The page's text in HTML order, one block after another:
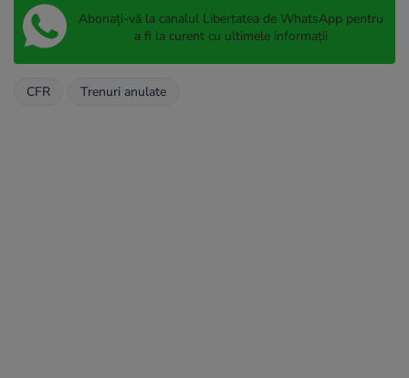
Abonați-vă la canalul Libertatea de WhatsApp pentru
a fi la curent cu ultimele informații
CFR Trenuri anulate